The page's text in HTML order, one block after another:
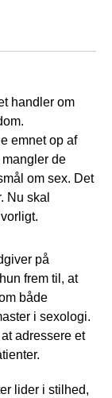
handler om
emnet op af
de
om sex. Det
Nu skal
på
frem til, at
både
i sexologi.
adressere et
lider i stilhed,